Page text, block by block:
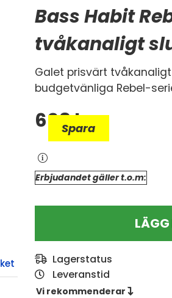
Bass Habit
tvåkanaligt
Galet prisvärt
budgetvänliga Rebel-
698kr
Spara
Erbjudandet gäller t.o.m:
Lagerstatus
Leveranstid
Vi rekommenderar 